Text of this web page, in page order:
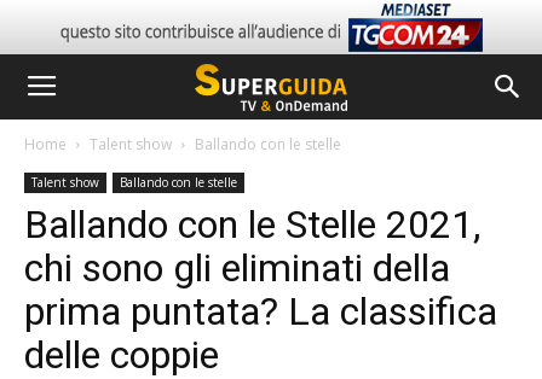
Home Talent show Ballando con le stelle
Talent show Ballando con le stelle
Ballando con le Stelle 2021,
chi sono gli eliminati della
prima puntata? La classifica
delle coppie